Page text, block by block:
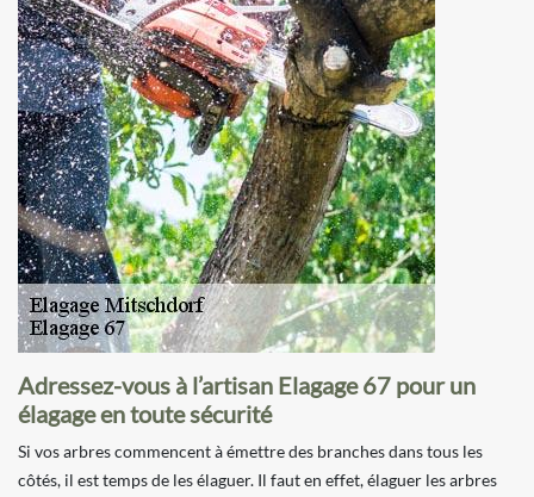
Adressez-vous à l’artisan Elagage 67 pour un
élagage en toute sécurité
Si vos arbres commencent à émettre des branches dans tous les
côtés, il est temps de les élaguer. Il faut en effet, élaguer les arbres